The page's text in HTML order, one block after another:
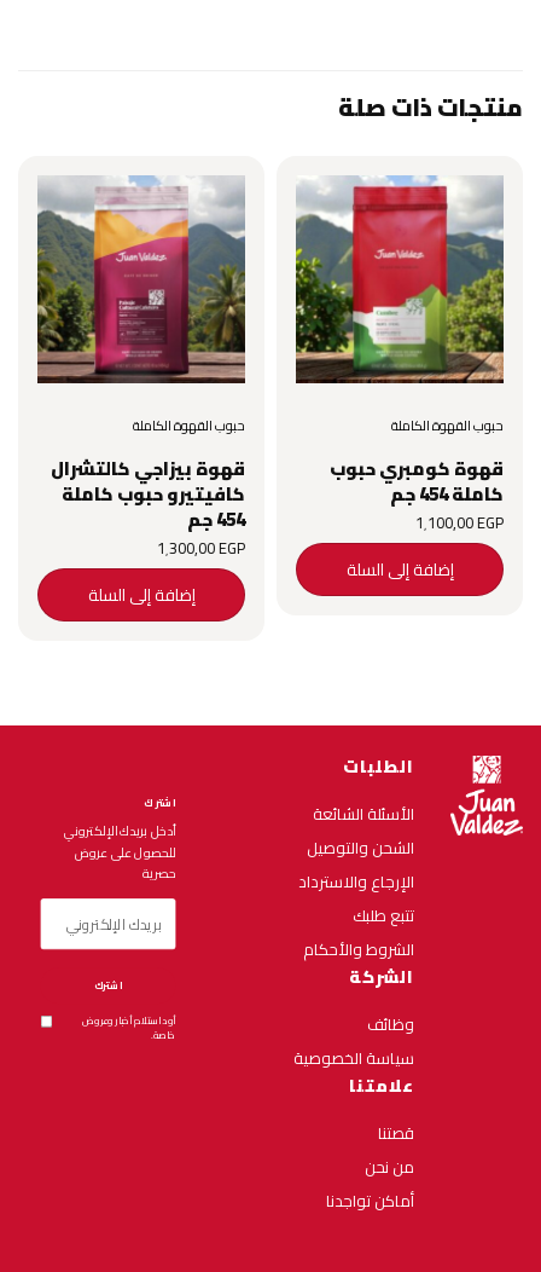
منتجات ذات صلة
حبوب القهوة الكاملة
قهوة كومبري حبوب
كاملة 454 جم
1٬100٫00EGP
إضافة إلى السلة
حبوب القهوة الكاملة
قهوة بيزاجي كالتشرال
كافيتيرو حبوب كاملة
454 جم
1٬300٫00EGP
إضافة إلى السلة
الطلبات
الأسئلة الشائعة
الشحن والتوصيل
الإرجاع والاسترداد
تتبع طلبك
الشروط والأحكام
الشركة
وظائف
سياسة الخصوصية
علامتنا
قصتنا
من نحن
أماكن تواجدنا
اشترك
أدخل بريدك الإلكتروني
للحصول على عروض
حصرية
اشترك
أود استلام أخبار وعروض
خاصة.